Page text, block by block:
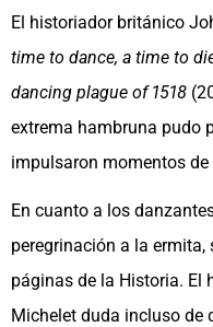
El historiador británico
time to dance, a time to
dancing plague of 1518
extrema hambruna pudo
impulsaron momentos
En cuanto a los
peregrinación a la
páginas de la Historia. El
Michelet duda incluso de